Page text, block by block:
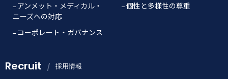
アンメット・メディカル・
ニーズへの対応
個性と多様性の尊重
コーポレート・ガバナンス
Recruit 採用情報